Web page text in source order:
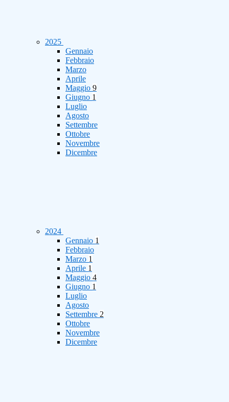
2025
Gennaio
Febbraio
Marzo
Aprile
Maggio 9
Giugno 1
Luglio
Agosto
Settembre
Ottobre
Novembre
Dicembre
2024
Gennaio 1
Febbraio
Marzo 1
Aprile 1
Maggio 4
Giugno 1
Luglio
Agosto
Settembre 2
Ottobre
Novembre
Dicembre